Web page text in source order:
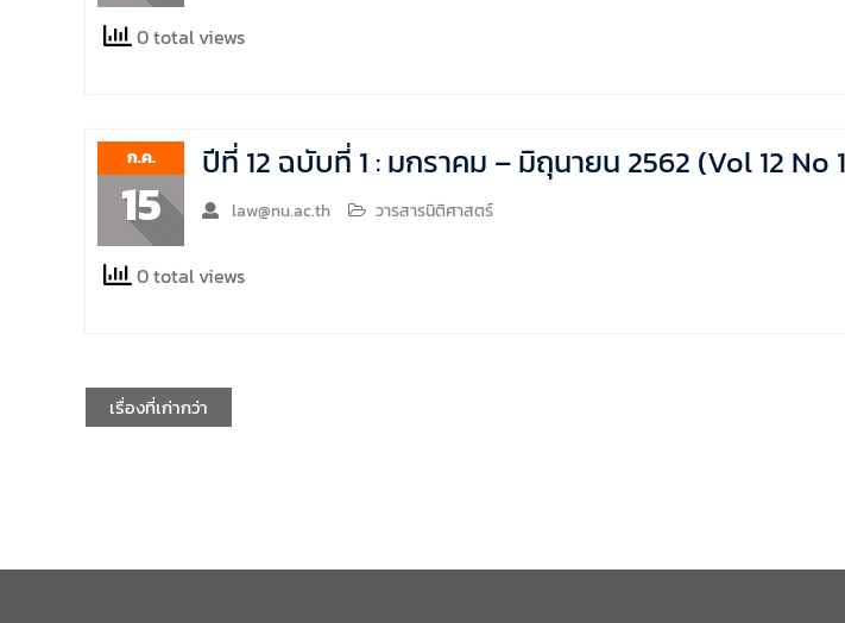
0 total views
ก.ค.
15
ปีที่ 12 ฉบับที่ 1 : มกราคม – มิถุนายน 2562 (Vol 12 No
law@nu.ac.th วารสารนิติศาสตร์
0 total views
เรื่องที่เก่ากว่า